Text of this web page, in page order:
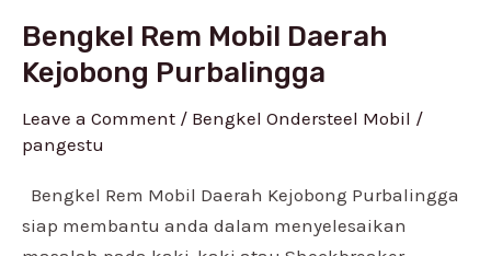
Bengkel Rem Mobil Daerah
Kejobong Purbalingga
Leave a Comment / Bengkel Ondersteel Mobil /
pangestu
Bengkel Rem Mobil Daerah Kejobong Purbalingga
siap membantu anda dalam menyelesaikan
Bengkel
Rem
Mobil
Daerah
Kejobong
Purbalingga